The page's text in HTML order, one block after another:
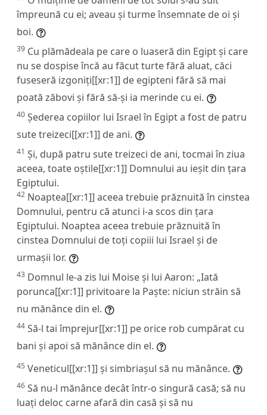
împreună cu ei; aveau și turme însemnate de oi și
boi.
39 Cu plămădeala pe care o luaseră din Egipt și care
nu se dospise încă au făcut turte fără aluat, căci
fuseseră izgoniți[[xr:1]] de egipteni fără să mai
poată zăbovi și fără să-și ia merinde cu ei.
40 Șederea copiilor lui Israel în Egipt a fost de patru
sute treizeci[[xr:1]] de ani.
41 Și, după patru sute treizeci de ani, tocmai în ziua
aceea, toate oștile[[xr:1]] Domnului au ieșit din țara
Egiptului.
42 Noaptea[[xr:1]] aceea trebuie prăznuită în cinstea
Domnului, pentru că atunci i-a scos din țara
Egiptului. Noaptea aceea trebuie prăznuită în
cinstea Domnului de toți copiii lui Israel și de
urmașii lor.
43 Domnul le-a zis lui Moise și lui Aaron: „Iată
porunca[[xr:1]] privitoare la Paște: niciun străin să
nu mănânce din el.
44 Să-l tai împrejur[[xr:1]] pe orice rob cumpărat cu
bani și apoi să mănânce din el.
45 Veneticul[[xr:1]] și simbriașul să nu mănânce.
46 Să nu-l mănânce decât într-o singură casă; să nu
luați deloc carne afară din casă și să nu